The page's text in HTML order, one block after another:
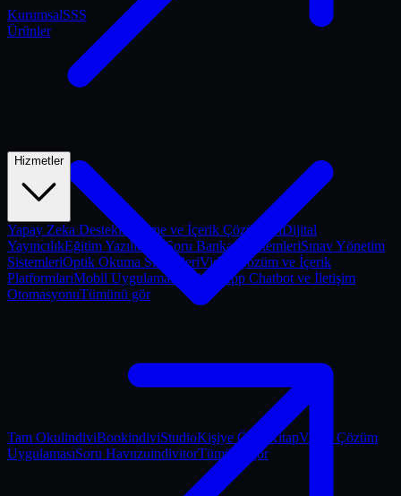
KurumsalSSS
Ürünler
Tam OkulindiviBookindiviStudioKişiye Özel KitapVideo Çözüm
UygulamasıSoru HavuzuindivitorTümünü gör
Hizmetler
Yapay Zeka Destekli Ölçme ve İçerik ÇözümleriDijital
YayıncılıkEğitim YazılımlarıSoru Bankası SistemleriSınav Yönetim
SistemleriOptik Okuma SistemleriVideo Çözüm ve İçerik
PlatformlarıMobil Uygulamalar
WhatsApp Chatbot ve İletişim
OtomasyonuTümünü gör